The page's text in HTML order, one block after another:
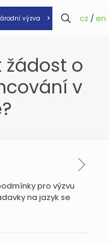
výzva cz / en
o
v
pro výzvu
na jazyk se